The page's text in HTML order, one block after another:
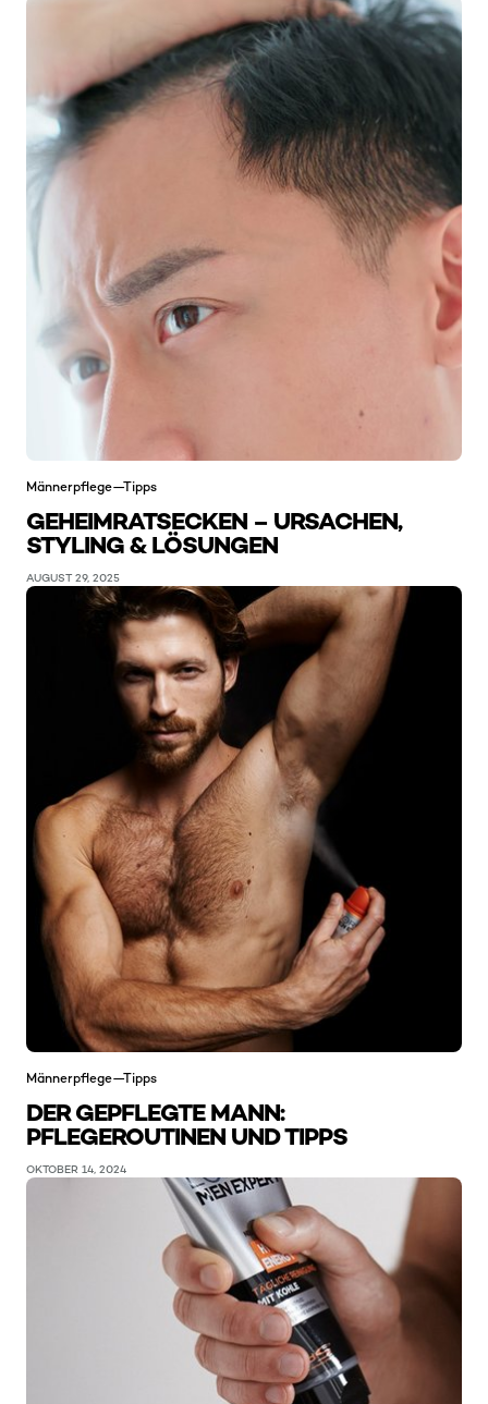
Männerpflege—Tipps
GEHEIMRATSECKEN – URSACHEN,
STYLING & LÖSUNGEN
AUGUST 29, 2025
Männerpflege—Tipps
DER GEPFLEGTE MANN:
PFLEGEROUTINEN UND TIPPS
OKTOBER 14, 2024